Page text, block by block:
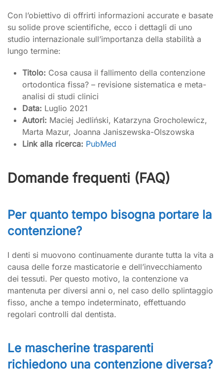
Con l’obiettivo di offrirti informazioni accurate e basate
su solide prove scientifiche, ecco i dettagli di uno
studio internazionale sull’importanza della stabilità a
lungo termine:
Titolo: Cosa causa il fallimento della contenzione
ortodontica fissa? – revisione sistematica e meta-
analisi di studi clinici
Data: Luglio 2021
Autori: Maciej Jedliński, Katarzyna Grocholewicz,
Marta Mazur, Joanna Janiszewska-Olszowska
Link alla ricerca: PubMed
Domande frequenti (FAQ)
Per quanto tempo bisogna portare la
contenzione?
I denti si muovono continuamente durante tutta la vita a
causa delle forze masticatorie e dell’invecchiamento
dei tessuti. Per questo motivo, la contenzione va
mantenuta per diversi anni o, nel caso dello splintaggio
fisso, anche a tempo indeterminato, effettuando
regolari controlli dal dentista.
Le mascherine trasparenti
richiedono una contenzione diversa?